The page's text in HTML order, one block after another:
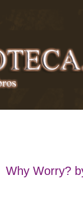
Why Worry?